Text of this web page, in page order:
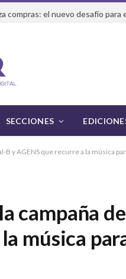
SECCIONES
B y AGENS que recurre a la música
campaña
música